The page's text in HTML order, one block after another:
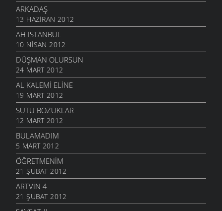
ARKADAŞ
13 HAZIRAN 2012
AH İSTANBUL
10 NISAN 2012
DÜŞMAN OLURSUN
24 MART 2012
AL KALEMI ELINE
19 MART 2012
SÜTÜ BOZUKLAR
12 MART 2012
BULAMADIM
5 MART 2012
ÖĞRETMENIM
21 ŞUBAT 2012
ARTVIN 4
21 ŞUBAT 2012